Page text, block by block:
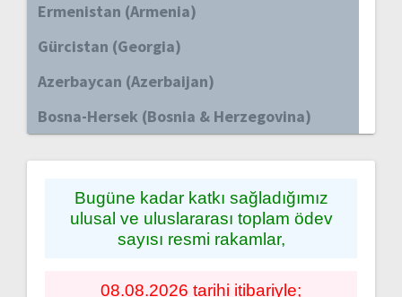
Ermenistan (Armenia)
Gürcistan (Georgia)
Azerbaycan (Azerbaijan)
Bosna-Hersek (Bosnia & Herzegovina)
Bugüne kadar katkı sağladığımız
ulusal ve uluslararası toplam ödev
sayısı resmi rakamlar,
08.08.2026 tarihi itibariyle;